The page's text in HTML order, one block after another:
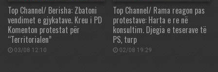
Top Channel/ Berisha: Zbatoni
vendimet e gjykatave. Kreu i PD
Komenton protestat për
“Territorialen”
03/08 12:10
Top Channel/ Rama reagon pas
protestave: Harta e re në
konsultim. Djegia e teserave të
PS, turp
02/08 19:29